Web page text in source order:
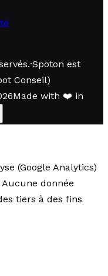
.·Spoton est
Conseil)
Made with ❤️ in
(Google Analytics)
donnée
tiers à des fins